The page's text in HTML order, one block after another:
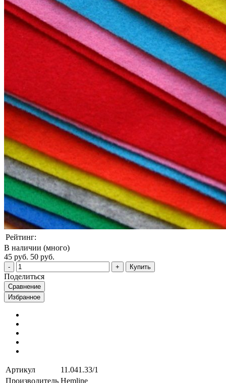
Рейтинг:
В наличии (много)
45 руб. 50 руб.
Купить
Поделиться
Сравнение
Избранное
Артикул
11.041.33/1
Производитель Hemline